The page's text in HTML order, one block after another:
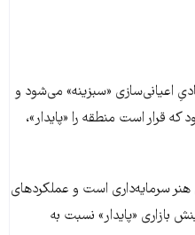
اعیانی‌سازی «سبزینه» می‌شود و
قرار است منطقه را «پایدار»،
هنر سرمایه‌داری است و عملکردهای
بازاری «پایدار» نسبت به